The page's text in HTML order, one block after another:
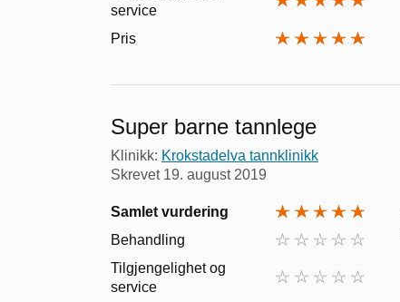
service
Pris
Super barne tannlege
Klinikk: Krokstadelva tannklinikk
Skrevet 19. august 2019
Samlet vurdering
Behandling
Tilgjengelighet og
service